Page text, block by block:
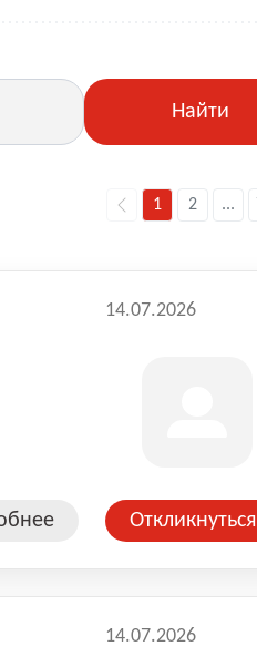
Найти
1 2 ...
14.07.2026
Откликнуться
14.07.2026